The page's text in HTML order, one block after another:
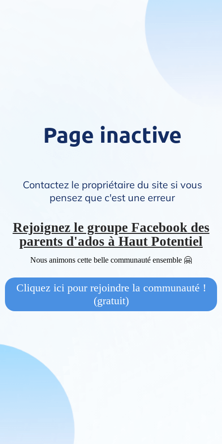
Page inactive
Contactez le propriétaire du site si vous
pensez que c'est une erreur
Rejoignez le groupe Facebookdes
parents d'ados à Haut Potentiel
Nous animons cette belle communauté ensemble 🤗
Cliquez ici pour rejoindre la communauté !
(gratuit)